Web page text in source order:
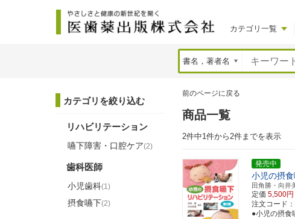
カテゴリ一覧
前のページに戻る
商品一覧
2件中1件から2件までを表示
発売中
小児の摂
田角勝・向
定価 5,500円
注文コード
●小児の摂食
カテゴリを絞り込む
リハビリテーション
嚥下障害・口腔ケア(2)
歯科医師
小児歯科(1)
摂食嚥下(2)